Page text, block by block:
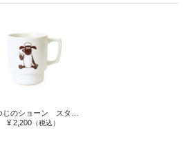
¥ 2,200（税込）